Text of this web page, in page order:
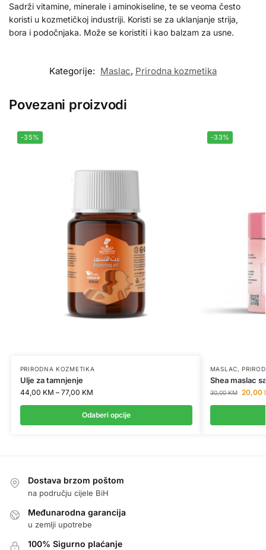
Sadrži vitamine, minerale i aminokiseline, te se veoma često
koristi u kozmetičkoj industriji. Koristi se za uklanjanje strija,
bora i podočnjaka. Može se koristiti i kao balzam za usne.
Kategorije: Maslac, Prirodna kozmetika
Povezani proizvodi
-35%
PRIRODNA KOZMETIKA
Ulje za tamnjenje
44,00 KM – 77,00 KM
Odaberi opcije
-33%
MASLAC,
Shea maslac
30,00KM 20,00
Dostava brzom poštom
na području cijele BiH
Međunarodna garancija
u zemlji upotrebe
100% Sigurno plaćanje